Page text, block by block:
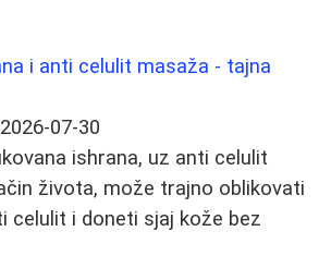
i anti celulit masaža - tajna
2026-07-30
ishrana, uz anti celulit
života, može trajno oblikovati
celulit i doneti sjaj kože bez